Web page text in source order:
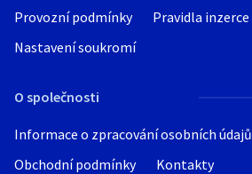
Provozní podmínky
Pravidla inzerce
Nastavení soukromí
O společnosti
Informace o zpracování osobních údajů
Obchodní podmínky
Kontakty